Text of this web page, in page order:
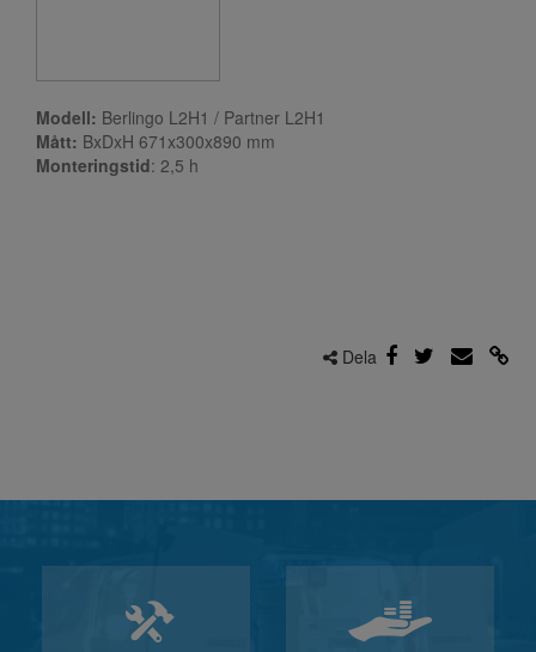
Modell: Berlingo L2H1 / Partner L2H1
Mått: BxDxH 671x300x890 mm
Monteringstid: 2,5 h
Dela